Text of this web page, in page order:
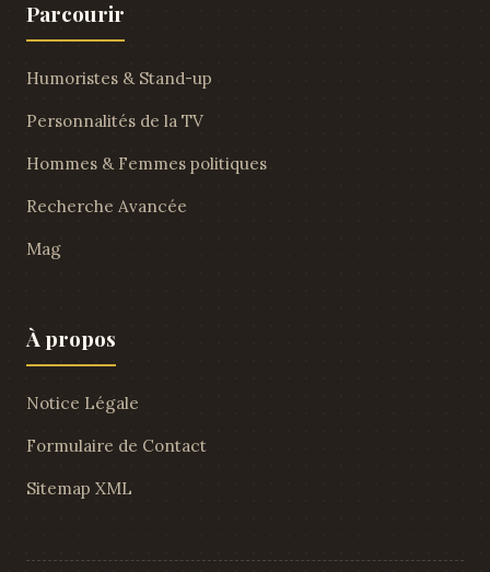
Parcourir
Humoristes & Stand-up
Personnalités de la TV
Hommes & Femmes politiques
Recherche Avancée
Mag
À propos
Notice Légale
Formulaire de Contact
Sitemap XML